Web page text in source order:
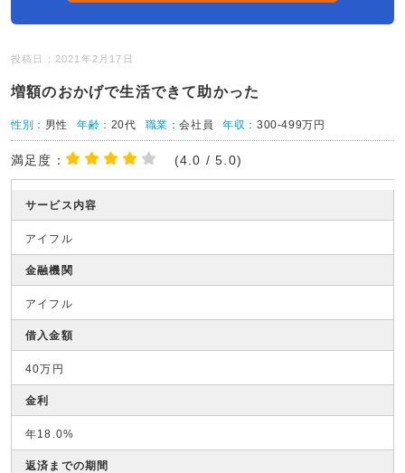
投稿日：2021年2月17日
増額のおかげで生活できて助かった
性別： 男性 年齢： 20代 職業：会社員 年収：300-499万円
満足度： (4.0 / 5.0)
サービス内容
アイフル
金融機関
アイフル
借入金額
40万円
金利
年18.0%
返済までの期間